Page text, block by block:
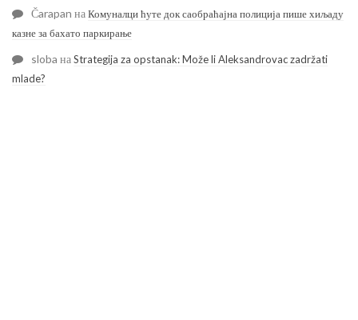
Čarapan наКомуналци ћуте док саобраћајна полиција пише хиљаду
казне за бахато паркирање
sloba наStrategija za opstanak: Može li Aleksandrovac zadržati
mlade?